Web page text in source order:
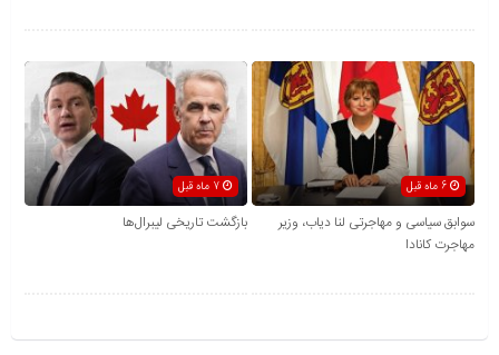
6 ماه قبل
سوابق سیاسی و مهاجرتی لنا دیاب، وزیر
مهاجرت کانادا
بازگشت تاریخی لیبرال‌ها